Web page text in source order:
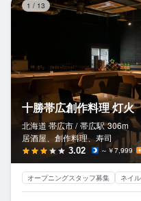
1 / 13
十勝帯広創作料理 灯火
北海道 帯広市 / 帯広駅 306m
居酒屋、創作料理、寿司
3.02 ～￥7,999
オープニングスタッフ募集 ネイ